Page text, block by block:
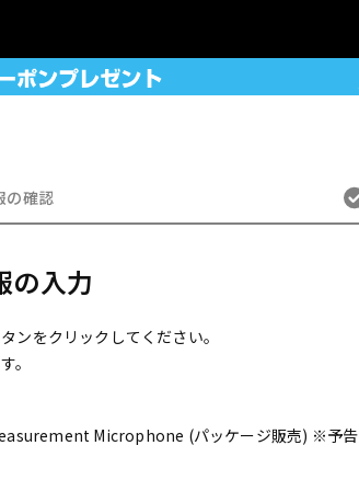
の確認
の入力
ンをクリックしてください。
。
Microphone (パッケージ販売) ※予告